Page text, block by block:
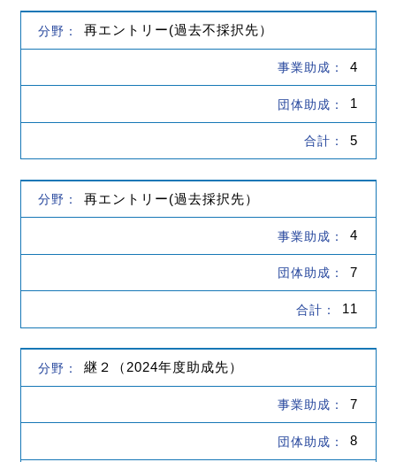
再エントリー(過去不採択先）
4
1
5
再エントリー(過去採択先）
4
7
11
継２（2024年度助成先）
7
8